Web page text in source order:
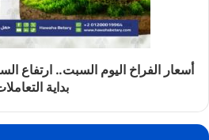
أسعار الفراخ اليوم السبت.. ارتفاع
بداية